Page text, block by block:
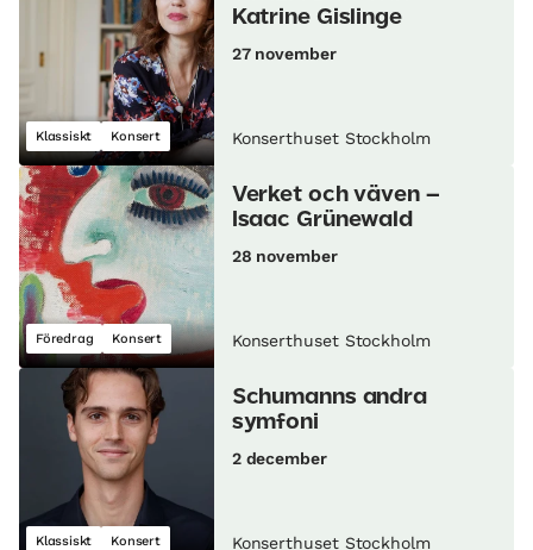
Klassiskt Konsert
Katrine Gislinge
27 november
Konserthuset Stockholm
Föredrag Konsert
Verket och väven –
Isaac Grünewald
28 november
Konserthuset Stockholm
Klassiskt Konsert
Schumanns andra
symfoni
2 december
Konserthuset Stockholm